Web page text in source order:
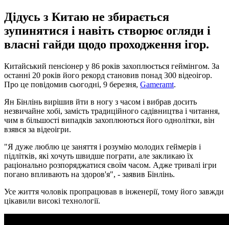
Дідусь з Китаю не збирається
зупинятися і навіть створює огляди і
власні гайди щодо проходження ігор.
Китайський пенсіонер у 86 років захоплюється геймінгом. За
останні 20 років його рекорд становив понад 300 відеоігор.
Про це повідомив сьогодні, 9 березня, Gameramt.
Ян Бінлінь вирішив йти в ногу з часом і вибрав досить
незвичайне хобі, замість традиційного садівництва і читання,
чим в більшості випадків захоплюються його однолітки, він
взявся за відеоігри.
"Я дуже люблю це заняття і розумію молодих геймерів і
підлітків, які хочуть швидше пограти, але закликаю їх
раціонально розпоряджатися своїм часом. Адже тривалі ігри
погано впливають на здоров'я", - заявив Бінлінь.
Усе життя чоловік пропрацював в інженерії, тому його завжди
цікавили високі технології.